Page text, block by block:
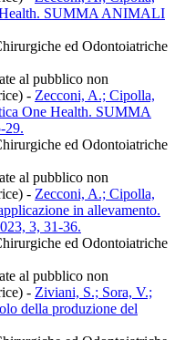
Health. SUMMA ANIMALI
ed Odontoiatriche
al pubblico non
- Zecconi, A.; Cipolla,
One Health. SUMMA
29.
ed Odontoiatriche
al pubblico non
- Zecconi, A.; Cipolla,
in allevamento.
3, 31-36.
ed Odontoiatriche
al pubblico non
- Ziviani, S.; Sora, V.;
della produzione del